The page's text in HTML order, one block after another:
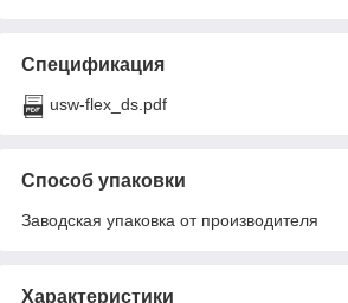
Спецификация
usw-flex_ds.pdf
Способ упаковки
Заводская упаковка от производителя
Характеристики